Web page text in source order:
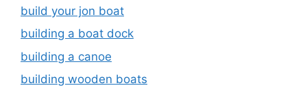
build your jon boat
building a boat dock
building a canoe
building wooden boats